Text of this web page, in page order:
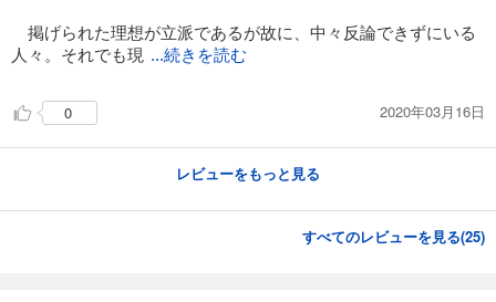
掲げられた理想が立派であるが故に、中々反論できずにいる
人々。それでも現 ...続きを読む
0 2020年03月16日
レビューをもっと見る
すべてのレビューを見る(25)